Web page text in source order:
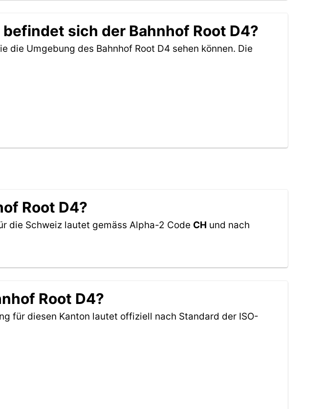
sich der Bahnhof Root D4?
die Umgebung des Bahnhof Root D4 sehen können. Die
Root D4?
die Schweiz lautet gemäss Alpha-2 Code CH und nach
Root D4?
für diesen Kanton lautet offiziell nach Standard der ISO-